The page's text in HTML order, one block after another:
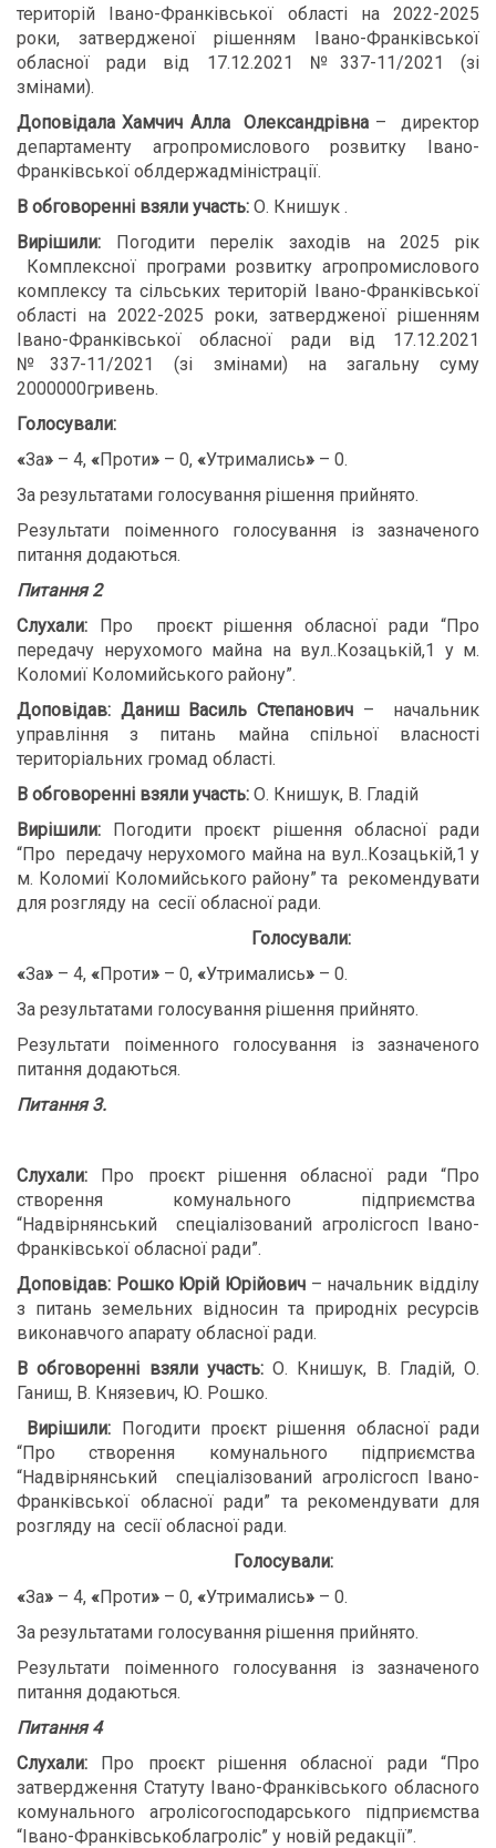
територій Івано-Франківської області на 2022-2025
роки, затвердженої рішенням Івано-Франківської
обласної ради від 17.12.2021 №337-11/2021 (зі
змінами).
Доповідала Хамчич Алла Олександрівна – директор
департаменту агропромислового розвитку Івано-
Франківської облдержадміністрації.
В обговоренні взяли участь: О. Книшук .
Вирішили: Погодити перелік заходів на 2025 рік
Комплексної програми розвитку агропромислового
комплексу та сільських територій Івано-Франківської
області на 2022-2025 роки, затвердженої рішенням
Івано-Франківської обласної ради від 17.12.2021
№337-11/2021 (зі змінами) на загальну суму
2000000гривень.
Голосували:
«За» – 4, «Проти» – 0, «Утримались» – 0.
За результатами голосування рішення прийнято.
Результати поіменного голосування із зазначеного
питання додаються.
Питання 2
Слухали: Про проєкт рішення обласної ради “Про
передачу нерухомого майна на вул..Козацькій,1 у м.
Коломиї Коломийського району”.
Доповідав: Даниш Василь Степанович – начальник
управління з питань майна спільної власності
територіальних громад області.
В обговоренні взяли участь: О. Книшук, В. Гладій
Вирішили: Погодити проєкт рішення обласної ради
“Про передачу нерухомого майна на вул..Козацькій,1 у
м. Коломиї Коломийського району” та рекомендувати
для розгляду на сесії обласної ради.
Голосували:
«За» – 4, «Проти» – 0, «Утримались» – 0.
За результатами голосування рішення прийнято.
Результати поіменного голосування із зазначеного
питання додаються.
Питання 3.
Слухали: Про проєкт рішення обласної ради “Про
створення комунального підприємства
“Надвірнянський спеціалізований агролісгосп Івано-
Франківської обласної ради”.
Доповідав: Рошко Юрій Юрійович – начальник відділу
з питань земельних відносин та природніх ресурсів
виконавчого апарату обласної ради.
В обговоренні взяли участь:О. Книшук, В. Гладій, О.
Ганиш, В. Князевич, Ю. Рошко.
Вирішили: Погодити проєкт рішення обласної ради
“Про створення комунального підприємства
“Надвірнянський спеціалізований агролісгосп Івано-
Франківської обласної ради” та рекомендувати для
розгляду на сесії обласної ради.
Голосували:
«За» – 4, «Проти» – 0, «Утримались» – 0.
За результатами голосування рішення прийнято.
Результати поіменного голосування із зазначеного
питання додаються.
Питання 4
Слухали: Про проєкт рішення обласної ради “Про
затвердження Статуту Івано-Франківського обласного
комунального агролісогосподарського підприємства
“Івано-Франківськоблагроліс” у новій редакції”.